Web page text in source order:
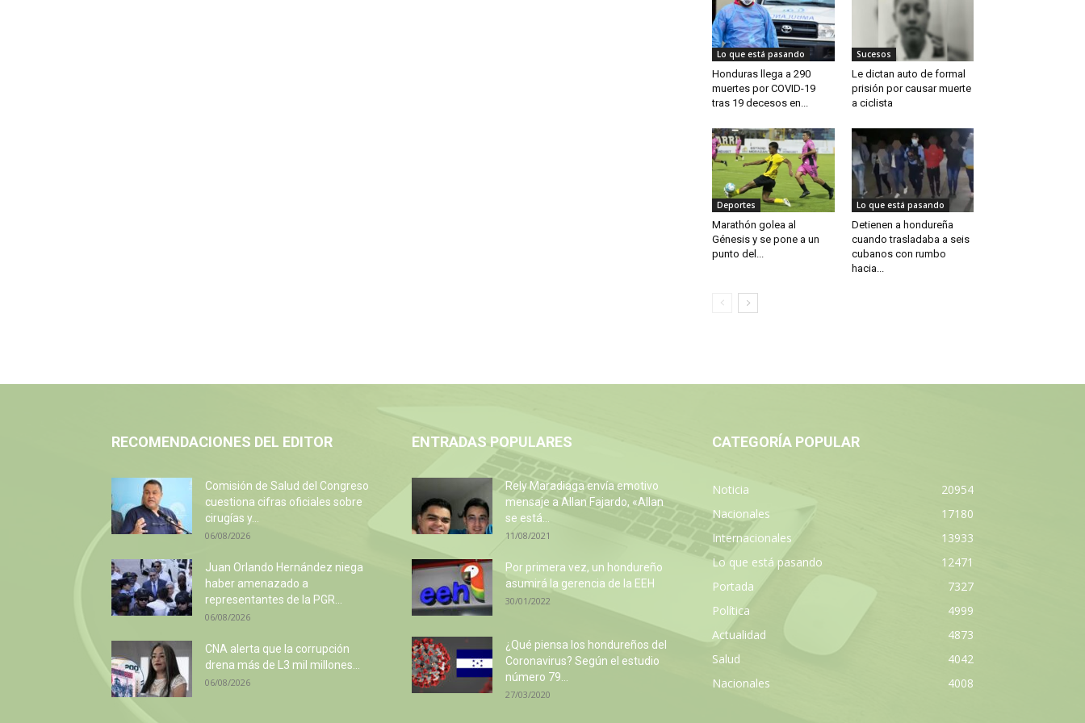
Lo que está pasando
Honduras llega a 290
muertes por COVID-19
tras 19 decesos en...
Sucesos
Le dictan auto de formal
prisión por causar muerte
a ciclista
Deportes
Marathón golea al
Génesis y se pone a un
punto del...
Lo que está pasando
Detienen a hondureña
cuando trasladaba a seis
cubanos con rumbo
hacia...
RECOMENDACIONES DEL EDITOR
Comisión de Salud del Congreso
cuestiona cifras oficiales sobre
cirugías y...
06/08/2026
Juan Orlando Hernández niega
haber amenazado a
representantes de la PGR...
06/08/2026
CNA alerta que la corrupción
drena más de L3 mil millones...
06/08/2026
ENTRADAS POPULARES
Rely Maradiaga envía emotivo
mensaje a Allan Fajardo, «Allan
se está...
11/08/2021
Por primera vez, un hondureño
asumirá la gerencia de la EEH
30/01/2022
¿Qué piensa los hondureños del
Coronavirus? Según el estudio
número 79...
27/03/2020
CATEGORÍA POPULAR
Noticia
20954
Nacionales
17180
Internacionales
13933
Lo que está pasando
12471
Portada
7327
Política
4999
Actualidad
4873
Salud
4042
Nacionales
4008